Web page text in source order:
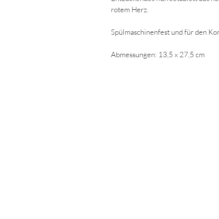
rotem Herz.
Spülmaschinenfest und für den
Abmessungen: 13,5 x 27,5 cm